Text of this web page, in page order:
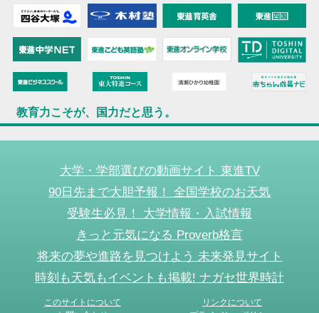
教育力こそが、国力だと思う。
大学・学部選びの動画サイト 東進TV
90日先まで大胆予報！ 全国学校のお天気
受験生必見！ 大学情報・入試情報
きっと元気になる Proverb格言
将来の夢や進路を見つけよう 未来発見サイト
時刻も天気もイベントも掲載! ナガセ世界時計
このサイトについて
リンクについて